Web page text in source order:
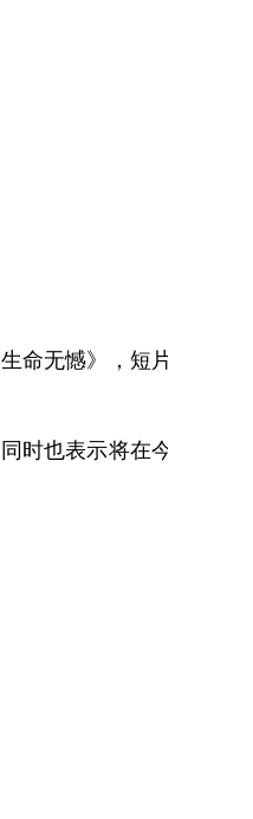
命无憾》，短片
时也表示将在今